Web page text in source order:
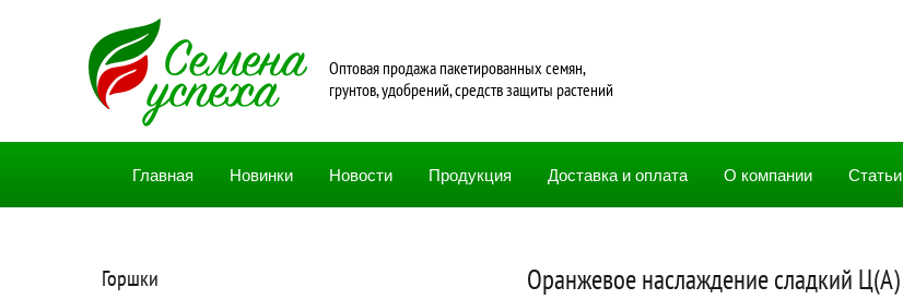
Oптовая продажа пакетированных семян,
грунтов, удобрений, средств защиты растений
Главная Новинки Новости Продукция Доставка и оплата О компании Статьи
Горшки
Оранжевое наслаждение сладкий Ц(А)